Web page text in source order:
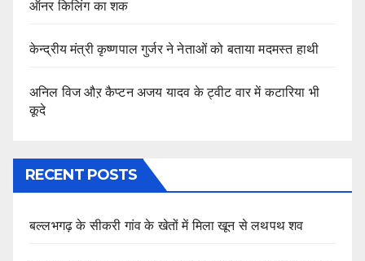
ऑनर किलिंग का शक
केन्द्रीय मंत्री कृष्णपाल गुर्जर ने नेताओं को बताया मदमस्त हाथी
अनिल विज औऱ कैप्टन अजय यादव के ट्वीट वार में कटारिया भी
कूदे
RECENT POSTS
बल्लभगढ़ के सीकरी गांव के खेतों में मिला खून से लथपथ शव